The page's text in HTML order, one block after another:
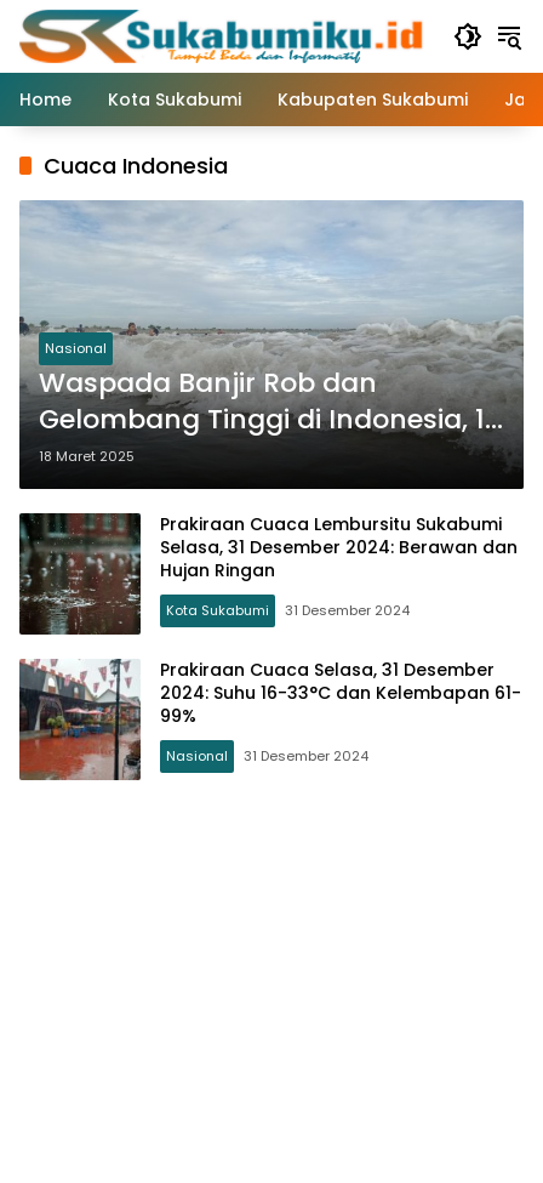
Langsung
konten
Home
Kota Sukabumi Kabupaten Sukabumi
Cuaca Indonesia
Nasional
Waspada Banjir Rob dan
Gelombang Tinggi di Indonesia, 18
Maret 2025
18 Maret 2025
Prakiraan Cuaca Lembursitu Sukabumi
Selasa, 31 Desember 2024: Berawan dan
Hujan Ringan
Kota Sukabumi 31 Desember 2024
Prakiraan Cuaca Selasa, 31 Desember
2024: Suhu 16-33°C dan Kelembapan 61-
99%
Nasional 31 Desember 2024